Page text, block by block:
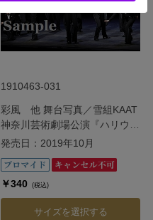
1910463-031
彩風 他 舞台写真／雪組KAAT
神奈川芸術劇場公演『ハリウッ
ド・ゴシップ』
発売日：2019年10月
￥340 (税込)
サイズを選択する